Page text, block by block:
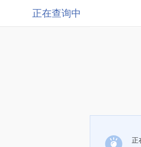
正在查询中
正